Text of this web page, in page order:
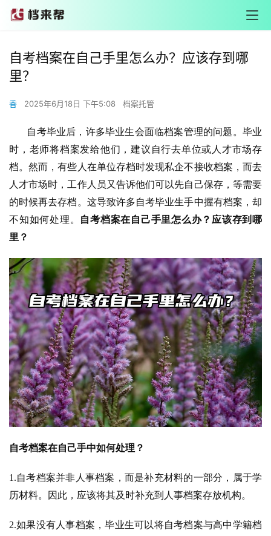
自考档案在自己手里怎么办？应该存到哪
里？
香 2025年6月18日 下午5:08 档案托管
自考毕业后，许多毕业生会面临档案管理的问题。毕业
时，老师将档案发给他们，建议自行去单位或人才市场存
档。然而，有些人在单位存档时发现私企不接收档案，而去
人才市场时，工作人员又告诉他们可以先自己保存，等需要
的时候再去存档。这导致许多自考毕业生手中握有档案，却
不知如何处理。
自考档案在自己手里怎么办？应该存到哪
里？
自考档案在自己手中如何处理？
1.自考档案并非人事档案，而是补充材料的一部分，属于学
历材料。因此，应该将其及时补充到人事档案存放机构。
2.如果没有人事档案，毕业生可以将自考档案与高中学籍档